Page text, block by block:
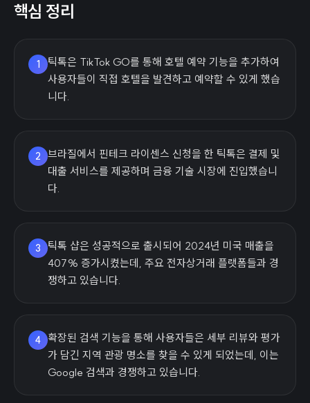
핵심 정리
1
틱톡은 TikTok GO를 통해 호텔 예약 기능을 추가하여
사용자들이 직접 호텔을 발견하고 예약할 수 있게 했습
니다.
2
브라질에서 핀테크 라이센스 신청을 한 틱톡은 결제 및
대출 서비스를 제공하며 금융 기술 시장에 진입했습니
다.
3
틱톡 샵은 성공적으로 출시되어 2024년 미국 매출을
407% 증가시켰는데, 주요 전자상거래 플랫폼들과 경
쟁하고 있습니다.
4
확장된 검색 기능을 통해 사용자들은 세부 리뷰와 평가
가 담긴 지역 관광 명소를 찾을 수 있게 되었는데, 이는
Google 검색과 경쟁하고 있습니다.